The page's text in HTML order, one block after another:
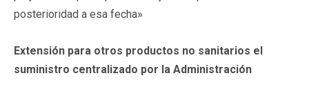
posterioridad a esa fecha»
Extensión para otros productos no sanitarios el
suministro centralizado por la Administración